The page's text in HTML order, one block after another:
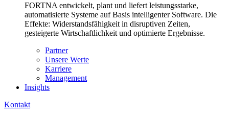
FORTNA entwickelt, plant und liefert leistungsstarke,
automatisierte Systeme auf Basis intelligenter Software. Die
Effekte: Widerstandsfähigkeit in disruptiven Zeiten,
gesteigerte Wirtschaftlichkeit und optimierte Ergebnisse.
Partner
Unsere Werte
Karriere
Management
Insights
Kontakt